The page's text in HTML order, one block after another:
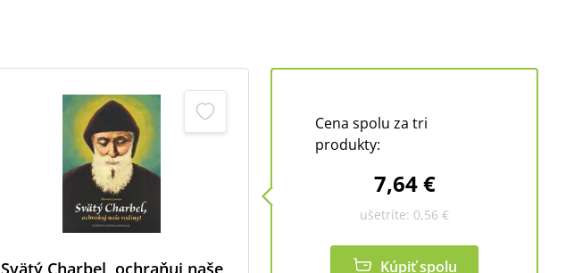
Svätý Charbel, ochraňuj naše
Cena spolu za tri
produkty:
7,64 €
ušetríte: 0,56 €
Kúpiť spolu